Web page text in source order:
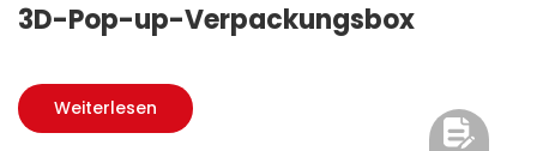
3D-Pop-up-Verpackungsbox
Weiterlesen